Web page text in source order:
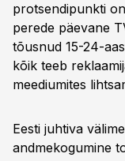
protsendipunkti
perede päevane
tõusnud 15-24-
kõik teeb
meediumites
Eesti juhtiva
andmekogumine